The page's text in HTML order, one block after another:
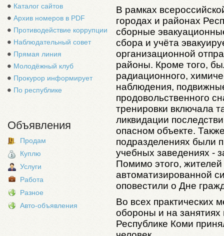
Каталог сайтов
Архив номеров в PDF
Противодействие коррупции
Наблюдательный совет
Прямая линия
Молодёжный клуб
Прокурор информирует
По республике
Объявления
Продам
Куплю
Услуги
Работа
Разное
Авто-объявления
В рамках
городах и районах
сборные
сбора и учёта
организационной
районы. Кроме того,
радиационного,
наблюдения,
продовольственного
тренировки включала
ликвидации
опасном объекте.
подразделениях были
учебных заведениях -
Помимо этого,
автоматизированной
оповестили о Дне
Во всех практических
обороны и на
Республике Коми